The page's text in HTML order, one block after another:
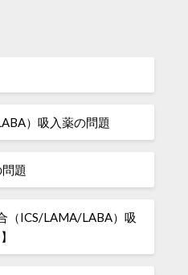
）吸入薬の問題
題
（ICS/LAMA/LABA）吸